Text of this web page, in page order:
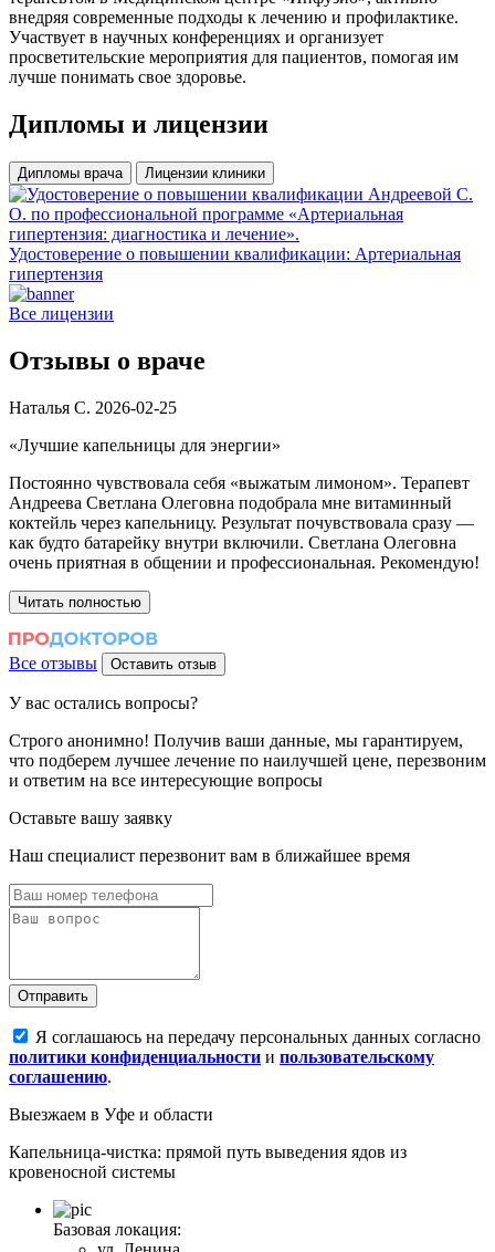
внедряя современные подходы к лечению и профилактике.
Участвует в научных конференциях и организует
просветительские мероприятия для пациентов, помогая им
лучше понимать свое здоровье.
Дипломы и лицензии
Дипломы врача Лицензии клиники
Удостоверение о повышении квалификации: Артериальная
гипертензия
Все лицензии
Отзывы о враче
Наталья С. 2026-02-25
«Лучшие капельницы для энергии»
Постоянно чувствовала себя «выжатым лимоном». Терапевт
Андреева Светлана Олеговна подобрала мне витаминный
коктейль через капельницу. Результат почувствовала сразу —
как будто батарейку внутри включили. Светлана Олеговна
очень приятная в общении и профессиональная. Рекомендую!
Читать полностью
Все отзывы Оставить отзыв
У вас остались вопросы?
Строго анонимно! Получив ваши данные, мы гарантируем,
что подберем лучшее лечение по наилучшей цене, перезвоним
и ответим на все интересующие вопросы
Оставьте вашу заявку
Наш специалист перезвонит вам в ближайшее время
Отправить
Я соглашаюсь на передачу персональных данных согласно
политики конфиденциальности и пользовательскому
соглашению.
Выезжаем в Уфе и области
Капельница-чистка: прямой путь выведения ядов из
кровеносной системы
Базовая локация: